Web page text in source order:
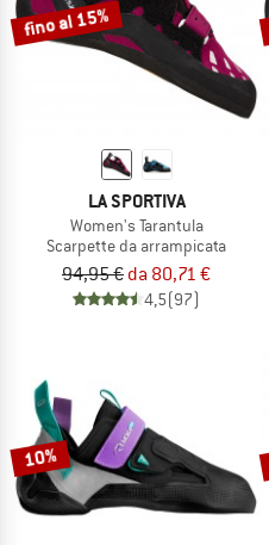
fino al 15%
LA SPORTIVA
Women's Tarantula
Scarpette da arrampicata
94,95 € da 80,71 €
4,5(97)
10%